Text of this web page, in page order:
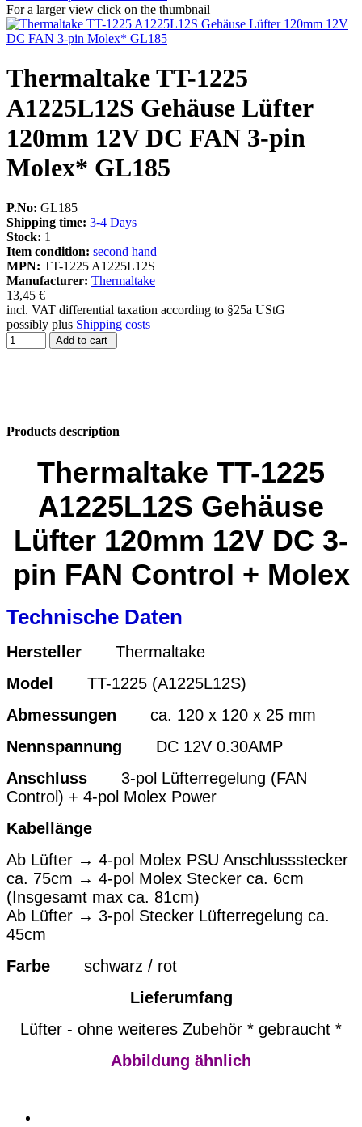
For a larger view click on the thumbnail
Thermaltake TT-1225
A1225L12S Gehäuse Lüfter
120mm 12V DC FAN 3-pin
Molex* GL185
P.No: GL185
Shipping time: 3-4 Days
Stock: 1
Item condition: second hand
MPN: TT-1225 A1225L12S
Manufacturer: Thermaltake
13,45 €
incl. VAT differential taxation according to §25a UStG
possibly plus Shipping costs
Add to cart
Products description
Thermaltake TT-1225
A1225L12S Gehäuse
Lüfter 120mm 12V DC 3-
pin FAN Control + Molex
Technische Daten
Hersteller Thermaltake
Model
TT-1225 (A1225L12S)
Abmessungen
ca. 120 x 120 x 25 mm
Nennspannung
DC 12V 0.30AMP
Anschluss
3-pol Lüfterregelung (FAN
Control) + 4-pol Molex Power
Kabellänge
Ab Lüfter → 4-pol Molex PSU Anschlussstecker
ca. 75cm → 4-pol Molex Stecker ca. 6cm
(Insgesamt max ca. 81cm)
Ab Lüfter → 3-pol Stecker Lüfterregelung ca.
45cm
Farbe
schwarz / rot
Lieferumfang
Lüfter - ohne weiteres Zubehör * gebraucht *
Abbildung ähnlich